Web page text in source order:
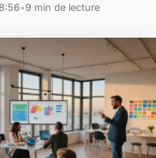
•9 min de lecture